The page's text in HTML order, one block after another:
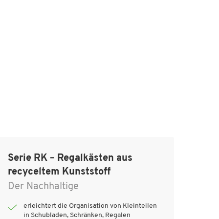
Serie RK – Regalkästen aus
recyceltem Kunststoff
Der Nachhaltige
erleichtert die Organisation von Kleinteilen
in Schubladen, Schränken, Regalen